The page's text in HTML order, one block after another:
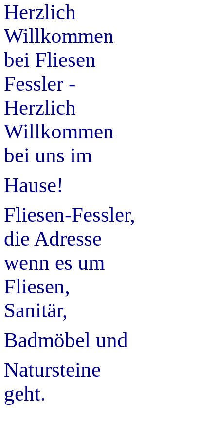
Herzlich
Willkommen
bei Fliesen
Fessler -
Herzlich
Willkommen
bei uns im
Hause!
Fliesen-Fessler,
die Adresse
wenn es um
Fliesen,
Sanitär,
Badmöbel und
Natursteine
geht.